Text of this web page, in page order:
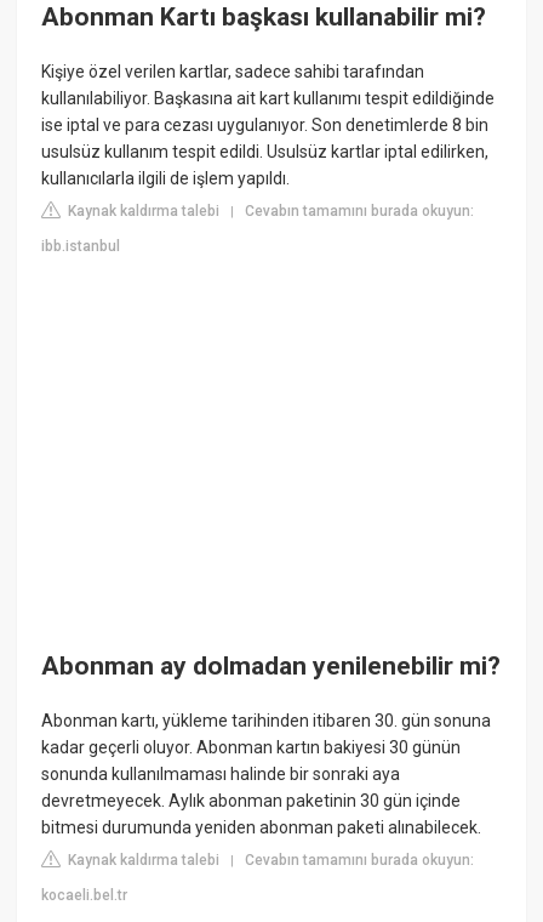
Abonman Kartı başkası kullanabilir mi?
Kişiye özel verilen kartlar, sadece sahibi tarafından
kullanılabiliyor. Başkasına ait kart kullanımı tespit edildiğinde
ise iptal ve para cezası uygulanıyor. Son denetimlerde 8 bin
usulsüz kullanım tespit edildi. Usulsüz kartlar iptal edilirken,
kullanıcılarla ilgili de işlem yapıldı.
Kaynak kaldırma talebi |Cevabın tamamını burada okuyun:
ibb.istanbul
Abonman ay dolmadan yenilenebilir mi?
Abonman kartı, yükleme tarihinden itibaren 30. gün sonuna
kadar geçerli oluyor. Abonman kartın bakiyesi 30 günün
sonunda kullanılmaması halinde bir sonraki aya
devretmeyecek. Aylık abonman paketinin 30 gün içinde
bitmesi durumunda yeniden abonman paketi alınabilecek.
Kaynak kaldırma talebi |Cevabın tamamını burada okuyun:
kocaeli.bel.tr